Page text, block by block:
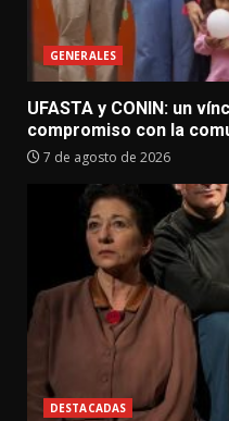
GENERALES
UFASTA y CONIN: un
compromiso con la
7 de agosto de 2026
DESTACADAS